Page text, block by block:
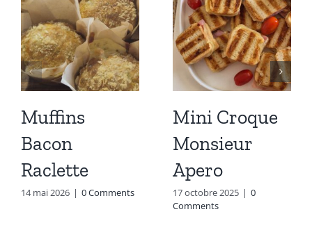
Muffins
Bacon
Raclette
14 mai 2026 | 0 Comments
Mini Croque
Monsieur
Apero
17 octobre 2025 | 0
Comments